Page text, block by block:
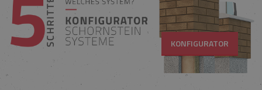
KONFIGURATOR